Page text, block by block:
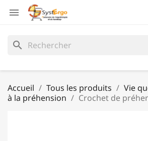

search
Accueil Tous les produits Vie
à la préhension
Crochet de